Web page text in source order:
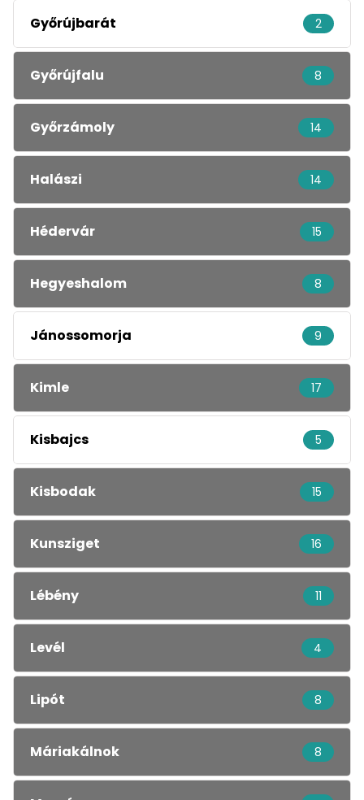
Győrújbarát 2
Győrújfalu 8
Győrzámoly 14
Halászi 14
Hédervár 15
Hegyeshalom 8
Jánossomorja 9
Kimle 17
Kisbajcs 5
Kisbodak 15
Kunsziget 16
Lébény 11
Levél 4
Lipót 8
Máriakálnok 8